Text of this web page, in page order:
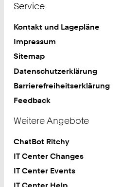
Service
Kontakt und Lagepläne
Impressum
Sitemap
Datenschutzerklärung
Barrierefreiheitserklärung
Feedback
Weitere Angebote
ChatBot Ritchy
IT Center Changes
IT Center Events